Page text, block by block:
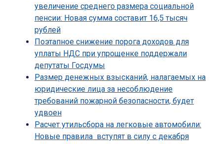
увеличение среднего размера социальной
пенсии: Новая сумма составит 16,5 тысяч
рублей
Поэтапное снижение порога доходов для
уплаты НДС при упрощенке поддержали
депутаты Госдумы
Размер денежных взысканий, налагаемых на
юридические лица за несоблюдение
требований пожарной безопасности, будет
удвоен
Расчет утильсбора на легковые автомобили:
Новые правила вступят в силу с декабря